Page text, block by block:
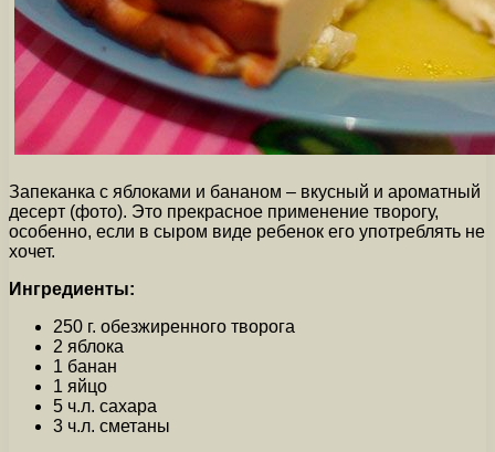
Запеканка с яблоками и бананом – вкусный и ароматный
десерт (фото). Это прекрасное применение творогу,
особенно, если в сыром виде ребенок его употреблять не
хочет.
Ингредиенты:
250 г. обезжиренного творога
2 яблока
1 банан
1 яйцо
5 ч.л. сахара
3 ч.л. сметаны